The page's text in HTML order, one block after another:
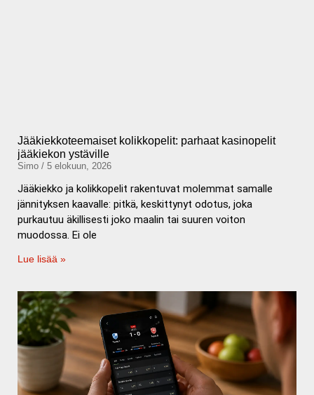
Jääkiekkoteemaiset kolikkopelit: parhaat kasinopelit
jääkiekon ystäville
Simo 5 elokuun, 2026
Jääkiekko ja kolikkopelit rakentuvat molemmat samalle
jännityksen kaavalle: pitkä, keskittynyt odotus, joka
purkautuu äkillisesti joko maalin tai suuren voiton
muodossa. Ei ole
Lue lisää »